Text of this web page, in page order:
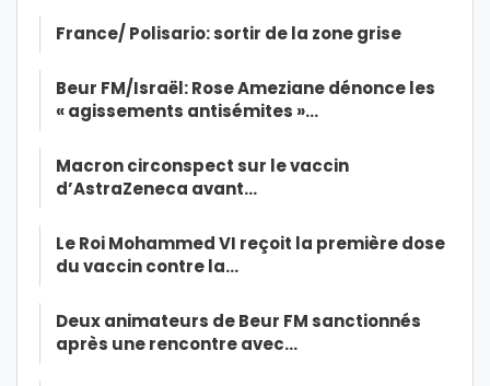
France/ Polisario: sortir de la zone grise
Beur FM/Israël: Rose Ameziane dénonce les
« agissements antisémites »…
Macron circonspect sur le vaccin
d’AstraZeneca avant…
Le Roi Mohammed VI reçoit la première dose
du vaccin contre la…
Deux animateurs de Beur FM sanctionnés
après une rencontre avec…